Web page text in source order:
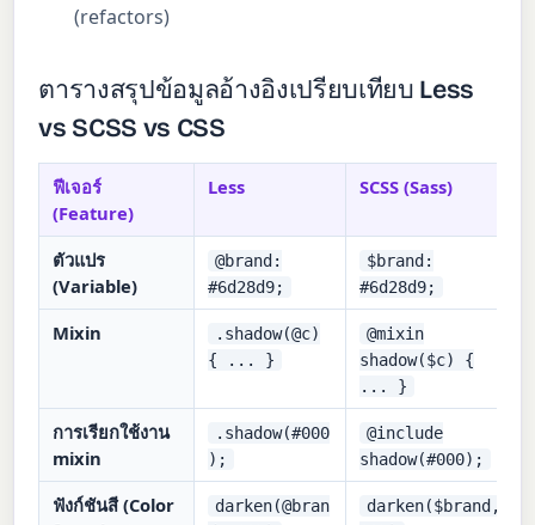
(refactors)
ตารางสรุปข้อมูลอ้างอิงเปรียบเทียบ Less
vs SCSS vs CSS
ฟีเจอร์
(Feature)
Less SCSS (Sass)
ตัวแปร
(Variable)
@brand:
#6d28d9;
$brand:
#6d28d9;
Mixin
.shadow(@c)
{ ... }
@mixin
shadow($c) {
... }
การเรียกใช้งาน
mixin
.shadow(#000
);
@include
shadow(#000);
ฟังก์ชันสี (Color
darken(@bran
darken($brand,